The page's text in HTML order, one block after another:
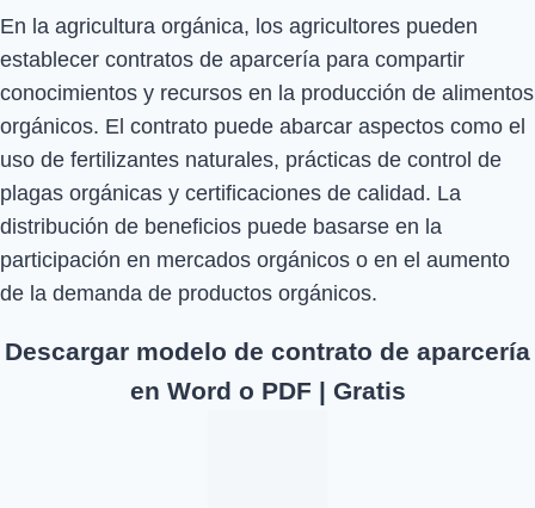
En la agricultura orgánica, los agricultores pueden
establecer contratos de aparcería para compartir
conocimientos y recursos en la producción de alimentos
orgánicos. El contrato puede abarcar aspectos como el
uso de fertilizantes naturales, prácticas de control de
plagas orgánicas y certificaciones de calidad. La
distribución de beneficios puede basarse en la
participación en mercados orgánicos o en el aumento
de la demanda de productos orgánicos.
Descargar modelo de contrato de aparcería
en Word o PDF | Gratis